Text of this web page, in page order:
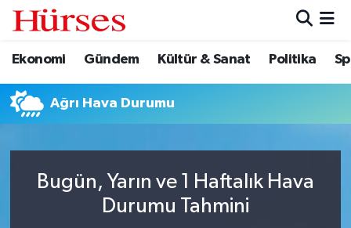
Ekonomi Gündem Kültür & Sanat Politika
Ağrı Hava Durumu
Bugün, Yarın ve 1 Haftalık Hava
Durumu Tahmini
Ekonomi
Gündem
Politika
Hava Durumu
Trafik Durumu
Tüm Manşetler